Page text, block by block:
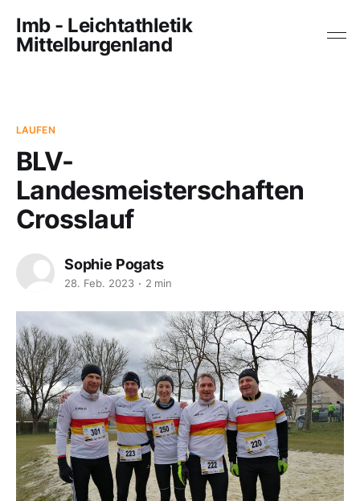
lmb - Leichtathletik
Mittelburgenland
LAUFEN
BLV-
Landesmeisterschaften
Crosslauf
Sophie Pogats
28. Feb. 2023 2 min